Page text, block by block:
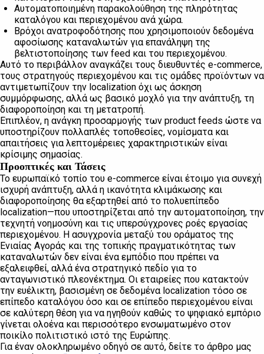
Αυτοματοποιημένη παρακολούθηση της πληρότητας
καταλόγου και περιεχομένου ανά χώρα.
Βρόχοι ανατροφοδότησης που χρησιμοποιούν δεδομένα
αφοσίωσης καταναλωτών για επανάληψη της
βελτιστοποίησης των feed και του περιεχομένου.
Αυτό το περιβάλλον αναγκάζει τους διευθυντές e-commerce,
τους στρατηγούς περιεχομένου και τις ομάδες προϊόντων να
αντιμετωπίζουν την localization όχι ως άσκηση
συμμόρφωσης, αλλά ως βασικό μοχλό για την ανάπτυξη, τη
διαφοροποίηση και τη μετατροπή.
Επιπλέον, η ανάγκη προσαρμογής των product feeds ώστε να
υποστηρίζουν πολλαπλές τοποθεσίες, νομίσματα και
απαιτήσεις για λεπτομέρειες χαρακτηριστικών είναι
κρίσιμης σημασίας.
Προοπτικές και Τάσεις
Το ευρωπαϊκό τοπίο του e-commerce είναι έτοιμο για συνεχή
ισχυρή ανάπτυξη, αλλά η ικανότητα κλιμάκωσης και
διαφοροποίησης θα εξαρτηθεί από το πολυεπίπεδο
localization—που υποστηρίζεται από την αυτοματοποίηση, την
τεχνητή νοημοσύνη και τις υπερσύγχρονες ροές εργασίας
περιεχομένου. Η ασυγχρονία μεταξύ του οράματος της
Ενιαίας Αγοράς και της τοπικής πραγματικότητας των
καταναλωτών δεν είναι ένα εμπόδιο που πρέπει να
εξαλειφθεί, αλλά ένα στρατηγικό πεδίο για το
ανταγωνιστικό πλεονέκτημα. Οι εταιρείες που κατακτούν
την ευέλικτη, βασισμένη σε δεδομένα localization τόσο σε
επίπεδο καταλόγου όσο και σε επίπεδο περιεχομένου είναι
σε καλύτερη θέση για να ηγηθούν καθώς το ψηφιακό εμπόριο
γίνεται ολοένα και περισσότερο ενσωματωμένο στον
ποικίλο πολιτιστικό ιστό της Ευρώπης.
Για έναν ολοκληρωμένο οδηγό σε αυτό, δείτε το άρθρο μας